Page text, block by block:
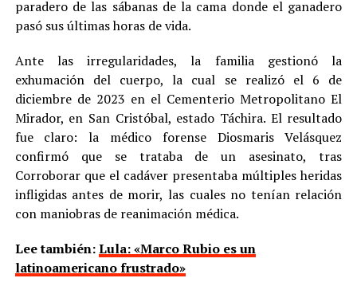
paradero de las sábanas de la cama donde el ganadero
pasó sus últimas horas de vida.
Ante las irregularidades, la familia gestionó la
exhumación del cuerpo, la cual se realizó el 6 de
diciembre de 2023 en el Cementerio Metropolitano El
Mirador, en San Cristóbal, estado Táchira. El resultado
fue claro: la médico forense Diosmaris Velásquez
confirmó que se trataba de un asesinato, tras
Corroborar que el cadáver presentaba múltiples heridas
infligidas antes de morir, las cuales no tenían relación
con maniobras de reanimación médica.
Lee también:Lula: «Marco Rubio es un
latinoamericano frustrado»